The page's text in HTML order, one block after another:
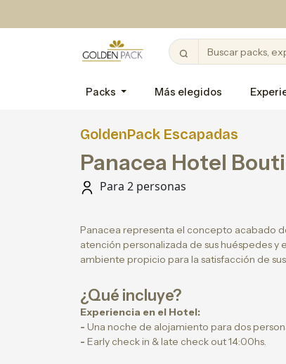
Packs Más elegidos
GoldenPack Escapadas
Panacea Hotel
Para 2 personas
Panacea representa el concepto acabado
atención personalizada de sus huéspedes
ambiente propicio para la satisfacción de
¿Qué incluye?
Experiencia en el Hotel:
- Una noche de alojamiento para dos
- Early check in & late check out 14:00hs.